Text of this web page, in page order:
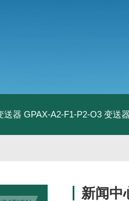
送器 GPAX-A2-F1-P2-O3 变送
新闻中